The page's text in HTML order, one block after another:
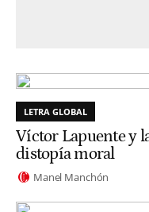
LETRA GLOBAL
Víctor Lapuente y
distopía moral
Manel Manchón